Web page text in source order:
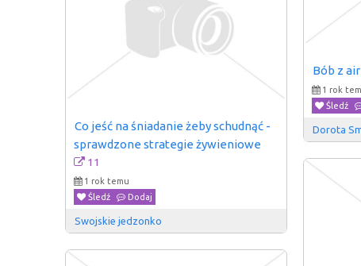
Bób z
1 rok
Śledź
Dorota
Co jeść na śniadanie żeby schudnąć -
sprawdzone strategie żywieniowe
11
1 rok temu
Śledź
Dodaj
Swojskie jedzonko